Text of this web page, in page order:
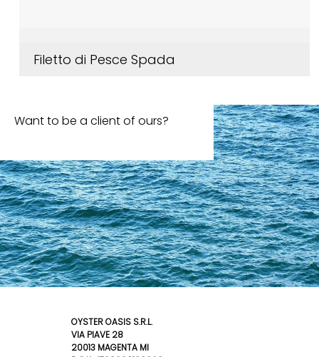
Filetto di Pesce Spada
Want to be a client of ours?
OYSTER OASIS S.R.L.
VIA PIAVE 28
20013 MAGENTA MI